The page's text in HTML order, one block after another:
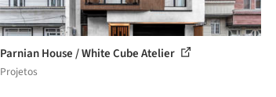
Parnian House / White Cube Atelier
Projetos